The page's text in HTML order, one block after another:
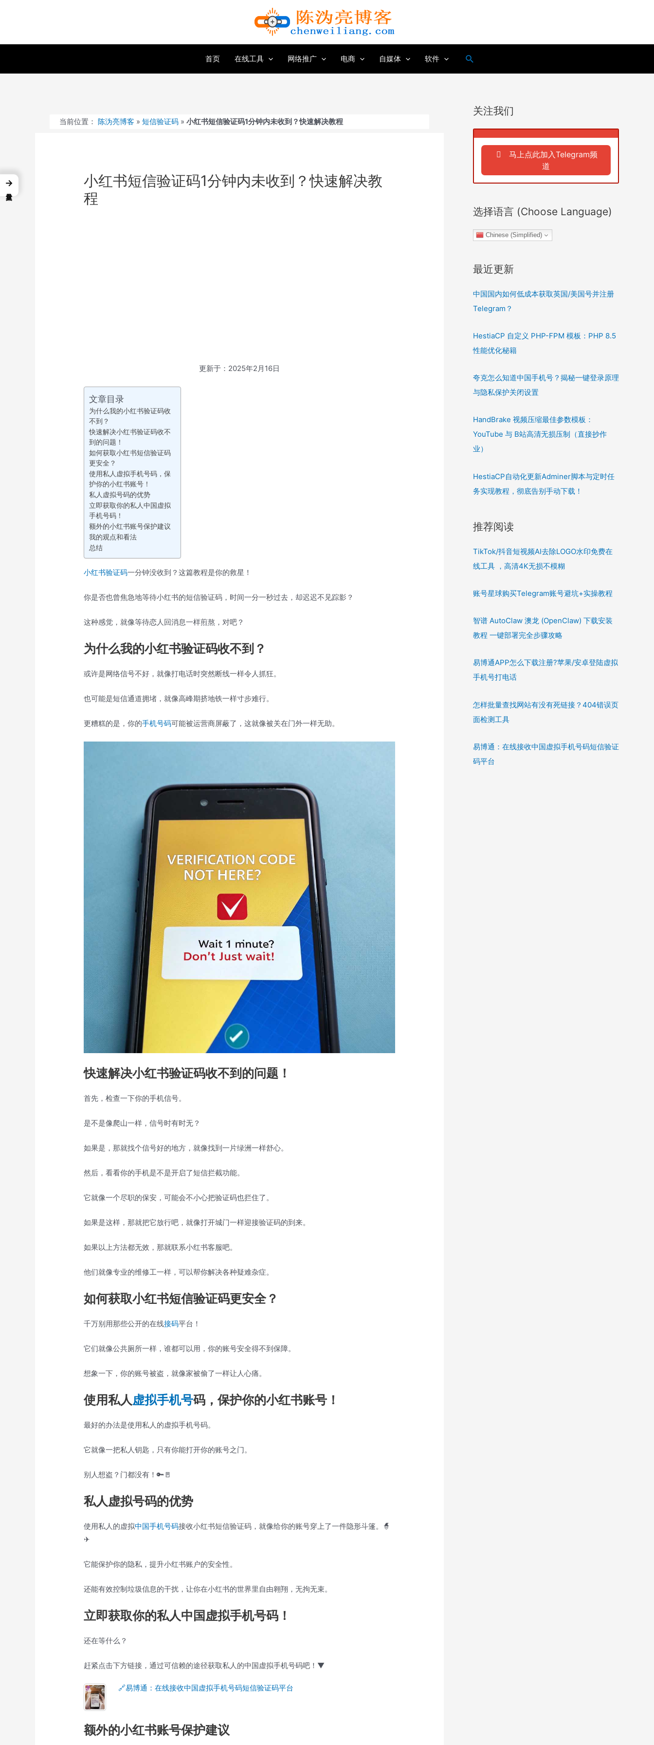
容
首页
在线工具 网络推广 电商 自媒体 软件
搜
当前位置： 陈沩亮博客 » 短信验证码 » 小红书短信验证码1分钟内未收到？快速解决教程
小红书短信验证码1分钟内未收到？快速解决教
程
更新于：2025年2月16日
文章目录
为什么我的小红书验证码收
不到？
快速解决小红书验证码收不
到的问题！
如何获取小红书短信验证码
更安全？
使用私人虚拟手机号码，保
护你的小红书账号！
私人虚拟号码的优势
立即获取你的私人中国虚拟
手机号码！
额外的小红书账号保护建议
我的观点和看法
总结
小红书验证码一分钟没收到？这篇教程是你的救星！
你是否也曾焦急地等待小红书的短信验证码，时间一分一秒过去，却迟迟不见踪影？
这种感觉，就像等待恋人回消息一样煎熬，对吧？
为什么我的小红书验证码收不到？
或许是网络信号不好，就像打电话时突然断线一样令人抓狂。
也可能是短信通道拥堵，就像高峰期挤地铁一样寸步难行。
更糟糕的是，你的手机号码可能被运营商屏蔽了，这就像被关在门外一样无助。
快速解决小红书验证码收不到的问题！
首先，检查一下你的手机信号。
是不是像爬山一样，信号时有时无？
如果是，那就找个信号好的地方，就像找到一片绿洲一样舒心。
然后，看看你的手机是不是开启了短信拦截功能。
它就像一个尽职的保安，可能会不小心把验证码也拦住了。
如果是这样，那就把它放行吧，就像打开城门一样迎接验证码的到来。
如果以上方法都无效，那就联系小红书客服吧。
他们就像专业的维修工一样，可以帮你解决各种疑难杂症。
如何获取小红书短信验证码更安全？
千万别用那些公开的在线接码平台！
它们就像公共厕所一样，谁都可以用，你的账号安全得不到保障。
想象一下，你的账号被盗，就像家被偷了一样让人心痛。
使用私人虚拟手机号码，保护你的小红书账号！
最好的办法是使用私人的虚拟手机号码。
它就像一把私人钥匙，只有你能打开你的账号之门。
别人想盗？门都没有！🔑🚪
私人虚拟号码的优势
使用私人的虚拟中国手机号码接收小红书短信验证码，就像给你的账号穿上了一件隐形斗篷。🧙️
✈
它能保护你的隐私，提升小红书账户的安全性。
还能有效控制垃圾信息的干扰，让你在小红书的世界里自由翱翔，无拘无束。
立即获取你的私人中国虚拟手机号码！
还在等什么？
赶紧点击下方链接，通过可信赖的途径获取私人的中国虚拟手机号码吧！▼
🔗易博通：在线接收中国虚拟手机号码短信验证码平台
额外的小红书账号保护建议
关注我们
马上点此加入Telegram频
道
选择语言 (Choose Language)
Chinese (Simplified)
最近更新
中国国内如何低成本获取英国/美国号并注册
Telegram？
HestiaCP 自定义 PHP-FPM 模板：PHP 8.5
性能优化秘籍
夸克怎么知道中国手机号？揭秘一键登录原理
与隐私保护关闭设置
HandBrake 视频压缩最佳参数模板：
YouTube 与 B站高清无损压制（直接抄作
业）
HestiaCP自动化更新Adminer脚本与定时任
务实现教程，彻底告别手动下载！
推荐阅读
TikTok/抖音短视频AI去除LOGO水印免费在
线工具 ，高清4K无损不模糊
账号星球购买Telegram账号避坑+实操教程
智谱 AutoClaw 澳龙 (OpenClaw) 下载安装
教程 一键部署完全步骤攻略
易博通APP怎么下载注册?苹果/安卓登陆虚拟
手机号打电话
怎样批量查找网站有没有死链接？404错误页
面检测工具
易博通：在线接收中国虚拟手机号码短信验证
码平台
→